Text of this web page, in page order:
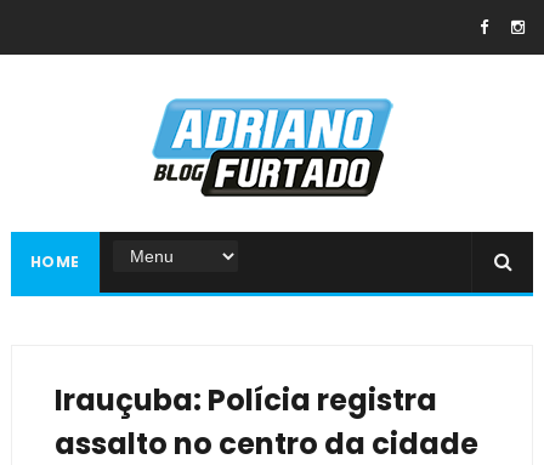
HOME
Irauçuba: Polícia registra
assalto no centro da cidade